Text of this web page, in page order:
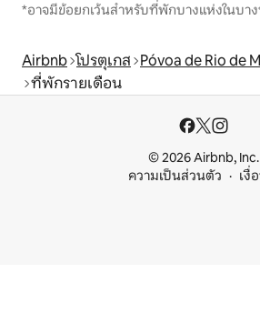
*อาจมีข้อยกเว้นสำหรับที่พักบางแห่งในบา
Airbnb โปรตุเกส Póvoa de Rio de
ที่พักรายเดือน
© 2026 Airbnb, Inc.
ความเป็นส่วนตัว
เงื่